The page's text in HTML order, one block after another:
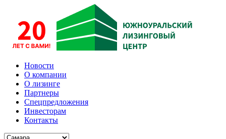
Новости
О компании
О лизинге
Партнеры
Спецпредложения
Инвесторам
Контакты